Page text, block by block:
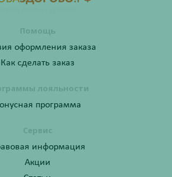
Помощь
оформления заказа
Как сделать заказ
лояльности
программа
Сервис
информация
Акции